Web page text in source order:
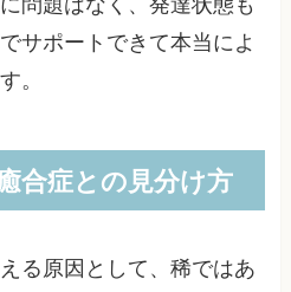
サポートできて本当によ
。
合症との見分け方
る原因として、稀ではあ